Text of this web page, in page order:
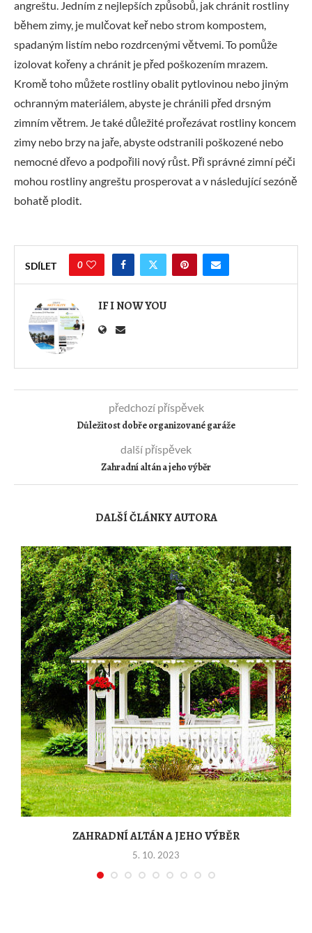
angreštu. Jedním z nejlepších způsobů, jak chránit rostliny
během zimy, je mulčovat keř nebo strom kompostem,
spadaným listím nebo rozdrcenými větvemi. To pomůže
izolovat kořeny a chránit je před poškozením mrazem.
Kromě toho můžete rostliny obalit pytlovinou nebo jiným
ochranným materiálem, abyste je chránili před drsným
zimním větrem. Je také důležité prořezávat rostliny koncem
zimy nebo brzy na jaře, abyste odstranili poškozené nebo
nemocné dřevo a podpořili nový růst. Při správné zimní péči
mohou rostliny angreštu prosperovat a v následující sezóně
bohatě plodit.
SDÍLET 0
IF I NOW YOU
předchozí příspěvek
Důležitost dobře organizované garáže
další příspěvek
Zahradní altán a jeho výběr
DALŠÍ ČLÁNKY AUTORA
ZAHRADNÍ ALTÁN A JEHO VÝBĚR
5. 10. 2023